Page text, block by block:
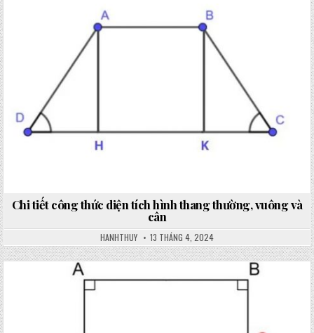
Chi tiết công thức diện tích hình thang thường, vuông và
cân
HANHTHUY 13 THÁNG 4, 2024